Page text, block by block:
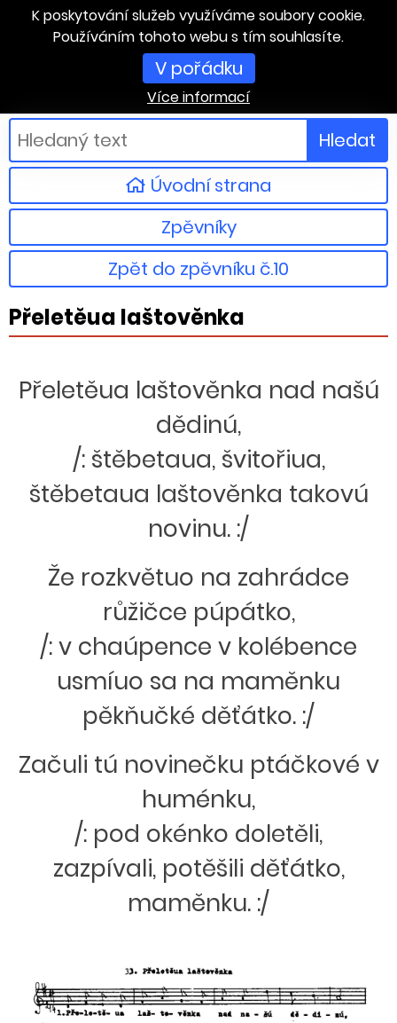
K poskytování služeb využíváme soubory cookie.
Používáním tohoto webu s tím souhlasíte.
V pořádku
Více informací
Hledat
Úvodní strana
Zpěvníky
Zpět do zpěvníku č.10
Přeletěua laštověnka
Přeletěua laštověnka nad našú
dědinú,
/: štěbetaua, švitořiua,
štěbetaua laštověnka takovú
novinu. :/
Že rozkvětuo na zahrádce
růžičce púpátko,
/: v chaúpence v kolébence
usmíuo sa na maměnku
pěkňučké děťátko. :/
Začuli tú novinečku ptáčkové v
huménku,
/: pod okénko doletěli,
zazpívali, potěšili děťátko,
maměnku. :/